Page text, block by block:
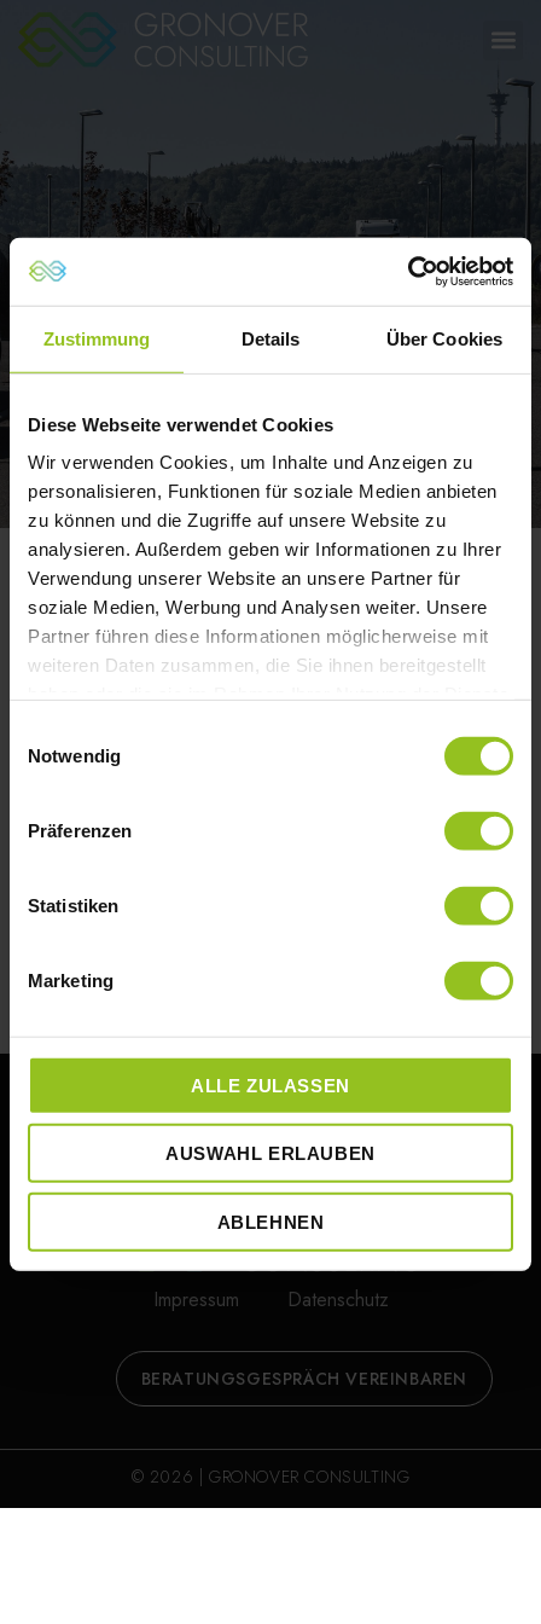
Zustimmung Details Über Cookies
Diese Webseite verwendet Cookies
Wir verwenden Cookies, um Inhalte und Anzeigen zu
personalisieren, Funktionen für soziale Medien anbieten
zu können und die Zugriffe auf unsere Website zu
analysieren. Außerdem geben wir Informationen zu Ihrer
Verwendung unserer Website an unsere Partner für
soziale Medien, Werbung und Analysen weiter. Unsere
Partner führen diese Informationen möglicherweise mit
weiteren Daten zusammen, die Sie ihnen bereitgestellt
Notwendig
Präferenzen
Statistiken
Marketing
ALLE ZULASSEN
AUSWAHL ERLAUBEN
ABLEHNEN
Risikomanagement für Unternehmer –
Warum jedes Unternehmen einen
Ein sehr wichtiges, aber oft vernachlässigtes
Thema ist Risikomanagement und Unternehmer-
Unternehmer plötzlich ausfällst –
Impressum Datenschutz
BERATUNGSGESPRÄCH VEREINBAREN
© 2026 | GRONOVER CONSULTING